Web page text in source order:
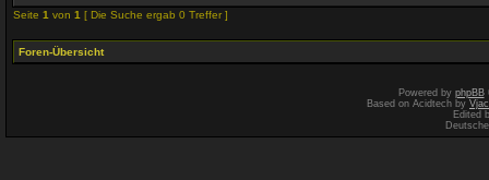
Seite 1 von 1 [ Die Suche ergab 0 Treffer ]
Foren-Übersicht
Powered by phpBB
Based on Acidtech by
Edited